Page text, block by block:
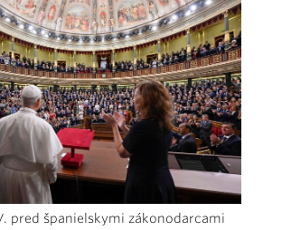
pred španielskymi zákonodarcami